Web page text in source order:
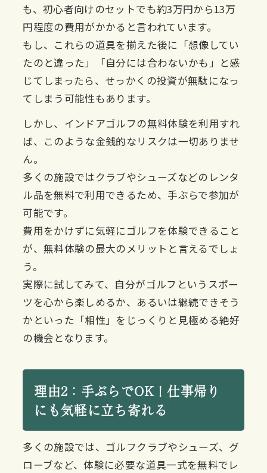
も、初心者向けのセットでも約3万円から13万
円程度の費用がかかると言われています。
もし、これらの道具を揃えた後に「想像してい
たのと違った」「自分には合わないかも」と感
じてしまったら、せっかくの投資が無駄になっ
てしまう可能性もあります。
しかし、インドアゴルフの無料体験を利用すれ
ば、このような金銭的なリスクは一切ありませ
ん。
多くの施設ではクラブやシューズなどのレンタ
ル品を無料で利用できるため、手ぶらで参加が
可能です。
費用をかけずに気軽にゴルフを体験できること
が、無料体験の最大のメリットと言えるでしょ
う。
実際に試してみて、自分がゴルフというスポー
ツを心から楽しめるか、あるいは継続できそう
かといった「相性」をじっくりと見極める絶好
の機会となります。
理由2：手ぶらでOK！仕事帰り
にも気軽に立ち寄れる
多くの施設では、ゴルフクラブやシューズ、グ
ローブなど、体験に必要な道具一式を無料でレ